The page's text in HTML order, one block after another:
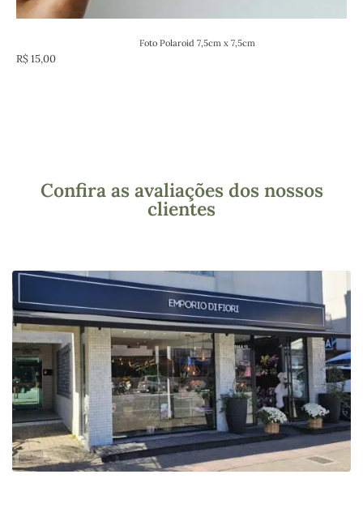
Foto Polaroid 7,5cm x 7,5cm
R$15,00
Confira as avaliações dos nossos
clientes